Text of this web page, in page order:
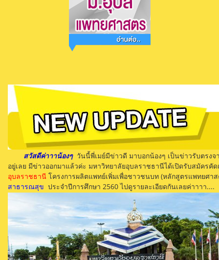
สวัสดีค่าาาน้องๆ วันนี้พี่เมย์มีข่าวดี มาบอกน้องๆ เป็นข่าวรับตรง
อยู่เลย มีข่าวออกมาแล้วค่ะ มหาวิทยาลัยอุบลราชธานีได้เปิดรับสมัครคั
อุบลราชธานี โครงการผลิตแพทย์เพิ่มเพื่อชาวชนบท (หลักสูตรแพทยศ
สาธารณสุข ประจำปีการศึกษา 2560 ไปดูรายละเอียดกันเลยค่าาาา....